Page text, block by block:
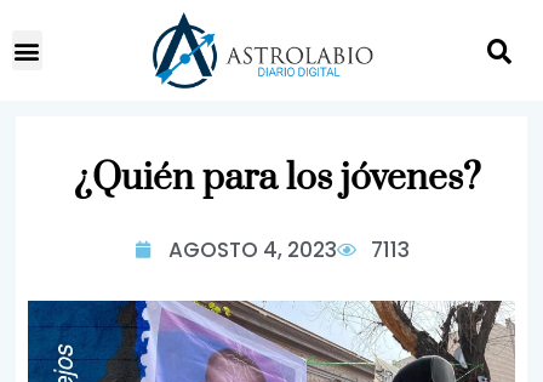
¿Quién para los jóvenes?
AGOSTO 4, 2023 7113